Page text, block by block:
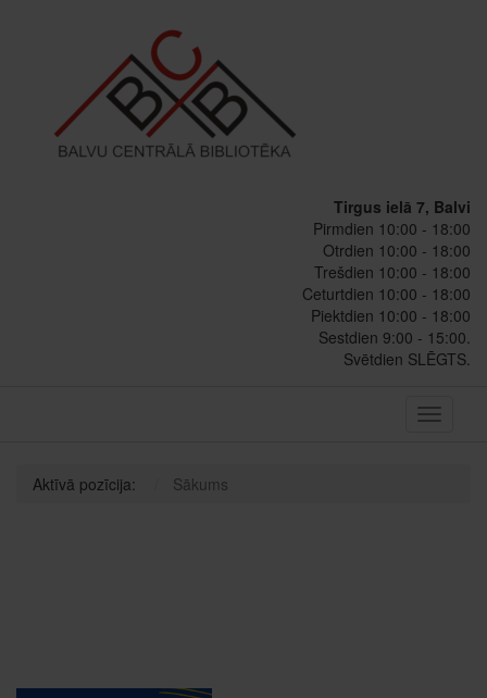
Tirgus ielā 7, Balvi
Pirmdien 10:00 - 18:00
Otrdien 10:00 - 18:00
Trešdien 10:00 - 18:00
Ceturtdien 10:00 - 18:00
Piektdien 10:00 - 18:00
Sestdien 9:00 - 15:00.
Svētdien SLĒGTS.
Toggle
Aktīvā pozīcija: Sākums